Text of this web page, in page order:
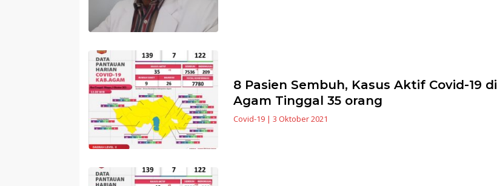
8 Pasien Sembuh, Kasus Aktif Covid-19 di
Agam Tinggal 35 orang
Covid-19 |3 Oktober 2021